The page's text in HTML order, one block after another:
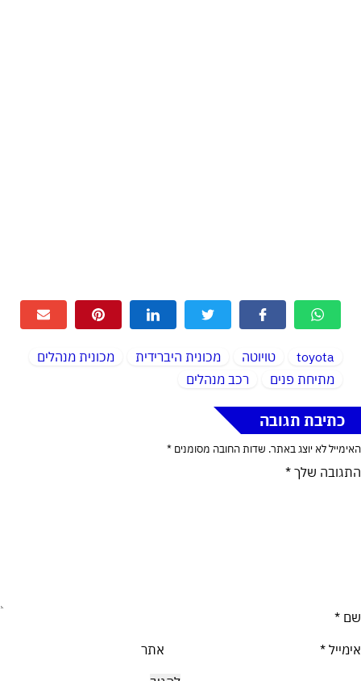
toyota טויוטה מכונית היברידית
מכונית מנהלים
מתיחת פנים
רכב מנהלים
כתיבת תגובה
האימייל לא יוצג באתר. שדות החובה מסומנים *
התגובה שלך *
שם *
אימייל * אתר